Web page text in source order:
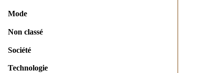
Mode
Non classé
Société
Technologie